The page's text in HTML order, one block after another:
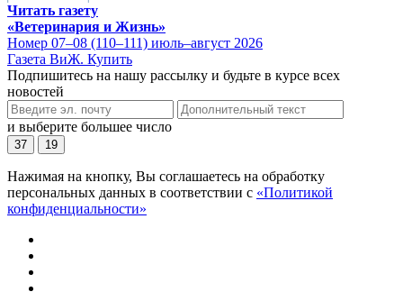
Читать газету
«Ветеринария и Жизнь»
Номер 07–08 (110–111) июль–август 2026
Газета ВиЖ. Купить
Подпишитесь на нашу рассылку и будьте в курсе всех
новостей
и выберите большее число
37 19
Нажимая на кнопку, Вы соглашаетесь на обработку
персональных данных в соответствии с «Политикой
конфиденциальности»